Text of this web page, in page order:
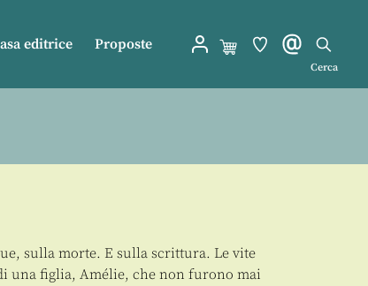
editrice Proposte
Cerca
sulla morte. E sulla scrittura. Le vite
una figlia, Amélie, che non furono mai